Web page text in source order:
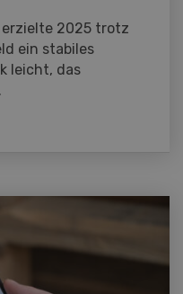
2025 trotz
ein stabiles
leicht, das